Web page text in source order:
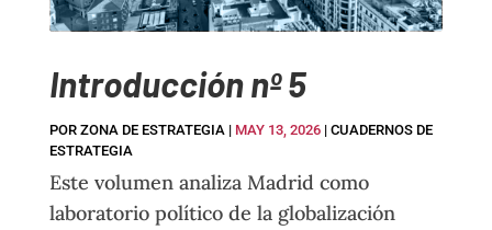
Introducción nº 5
POR ZONA DE ESTRATEGIA| MAY 13, 2026| CUADERNOS DE
ESTRATEGIA
Este volumen analiza Madrid como
laboratorio político de la globalización